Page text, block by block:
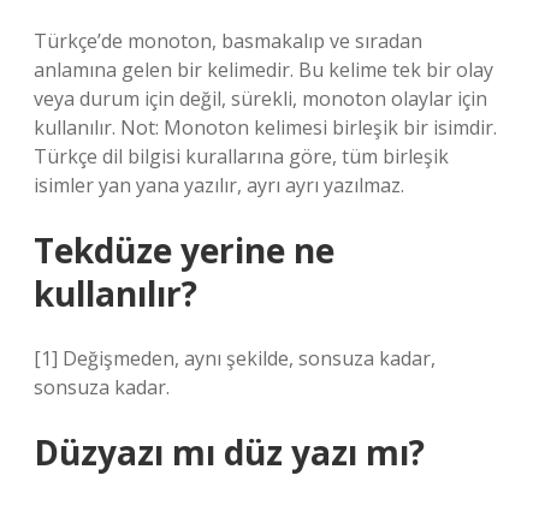
Türkçe’de monoton, basmakalıp ve sıradan
anlamına gelen bir kelimedir. Bu kelime tek bir olay
veya durum için değil, sürekli, monoton olaylar için
kullanılır. Not: Monoton kelimesi birleşik bir isimdir.
Türkçe dil bilgisi kurallarına göre, tüm birleşik
isimler yan yana yazılır, ayrı ayrı yazılmaz.
Tekdüze yerine ne
kullanılır?
[1] Değişmeden, aynı şekilde, sonsuza kadar,
sonsuza kadar.
Düzyazı mı düz yazı mı?